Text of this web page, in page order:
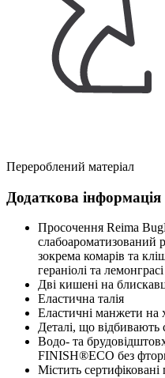
Перероблений матеріал
Додаткова інформація
Просочення Reima
слабоароматизований
зокрема комарів та
гераніолі та лемонграсі
Дві кишені на
Еластична талія
Еластичні манжети на
Деталі, що відбивають
Водо- та
FINISH®ECO без
Містить